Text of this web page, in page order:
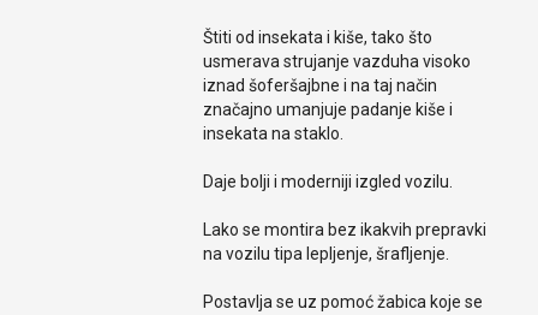
Štiti od insekata i kiše, tako što
usmerava strujanje vazduha visoko
iznad šoferšajbne i na taj način
značajno umanjuje padanje kiše i
insekata na staklo.
Daje bolji i moderniji izgled vozilu.
Lako se montira bez ikakvih prepravki
na vozilu tipa lepljenje, šrafljenje.
Postavlja se uz pomoć žabica koje se